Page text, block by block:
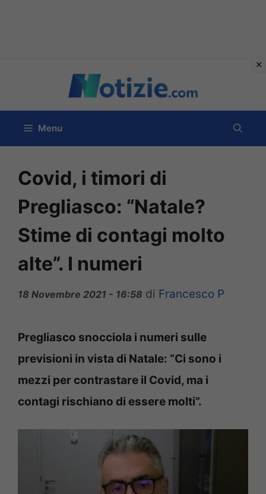
contenuto
Menu
Covid, i timori di
Pregliasco: “Natale?
Stime di contagi molto
alte”. I numeri
18 Novembre 2021 - 16:58 di Francesco P
Pregliasco snocciola i numeri sulle
previsioni in vista di Natale: “Ci sono i
mezzi per contrastare il Covid, ma i
contagi rischiano di essere molti”.